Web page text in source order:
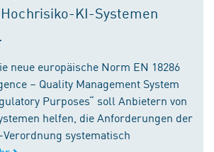
KI-Systemen
neue europäische Norm EN 18286
– Quality Management System
Purposes“ soll Anbietern von
helfen, die Anforderungen der
systematisch